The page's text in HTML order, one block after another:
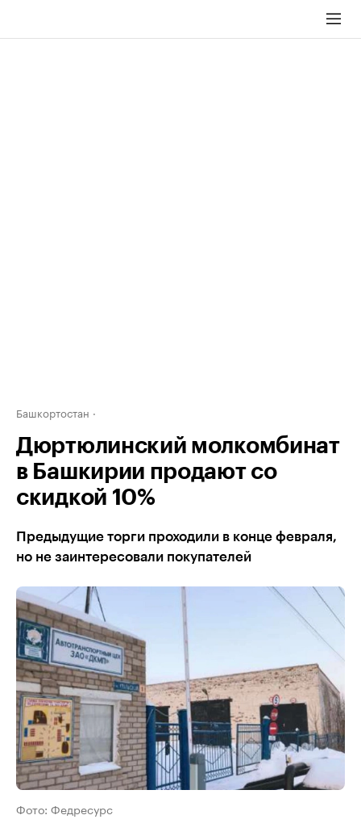
Башкортостан
Дюртюлинский молкомбинат
в Башкирии продают со
скидкой 10%
Предыдущие торги проходили в конце февраля,
но не заинтересовали покупателей
Фото: Федресурс